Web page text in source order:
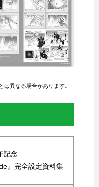
異なる場合があります。
記念
』完全設定資料集